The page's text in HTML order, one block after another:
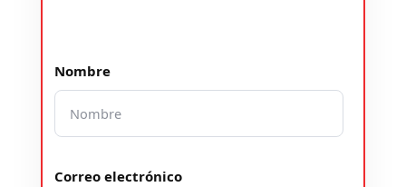
Nombre
Correo electrónico